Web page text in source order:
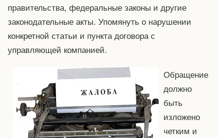
правительства, федеральные законы и другие
законодательные акты. Упомянуть о нарушении
конкретной статьи и пункта договора с
управляющей компанией.
Обращение
должно
быть
изложено
четким и